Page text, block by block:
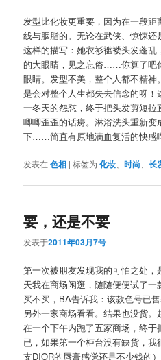
发型比化妆更重要，因为在一段
线与胭脂的。无论在武侠、惊悚
这样的描写：她衣衫褴褛头发蓬
的大眼睛，见之忘俗……你算了吧
眼睛。发型不美，整个人都不精神
是会对整个人生都失去信念的呀
一冬天的怨怼，终于把头发剪短
唧唧歪歪的话痨。淋浴洗头重新
下……简直有原地满血复活的快感
发表在色相 |标签为 化妆、时尚、长
要，还是不要
发表于2011年03月7号
第一次被朋友发现我的可怕之处
天我在商场闲逛，随随便便试了
买不买，BA告诉我：该款色号已
另外一家商场看看。结果也没货
在一个下午内跑了五家商场，终
已，如果第一个柜台没有缺货，
支DIOR的唇膏感觉还是不少钱的